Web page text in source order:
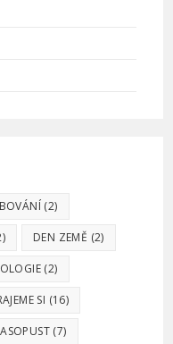
(2)
DEN ZEMĚ (2)
(2)
SI (16)
(7)